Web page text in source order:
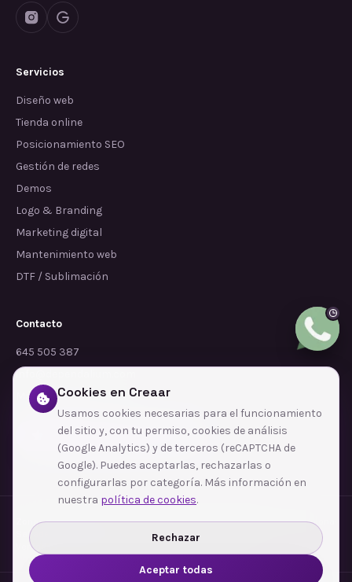
Servicios
Diseño web
Tienda online
Posicionamiento SEO
Gestión de redes
Demos
Logo & Branding
Marketing digital
Mantenimiento web
DTF / Sublimación
Contacto
645 505 387
info@dependalium.com
Mataró (Barcelona)
Déjanos tu reseña en Google
Zonas de cobertura·Barcelona·L'Hospitalet de Llobregat·Terrassa·Badalona
Sabadell
Santa Coloma de Gramenet
Ver todas las zonas →
Cookies en Creaar
Usamos cookies necesarias para el funcionamiento
del sitio y, con tu permiso, cookies de análisis
(Google Analytics) y de terceros (reCAPTCHA de
Google). Puedes aceptarlas, rechazarlas o
configurarlas por categoría. Más información en
nuestra política de cookies.
Rechazar
Aceptar todas